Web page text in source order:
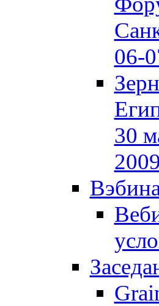
06-
30
2009